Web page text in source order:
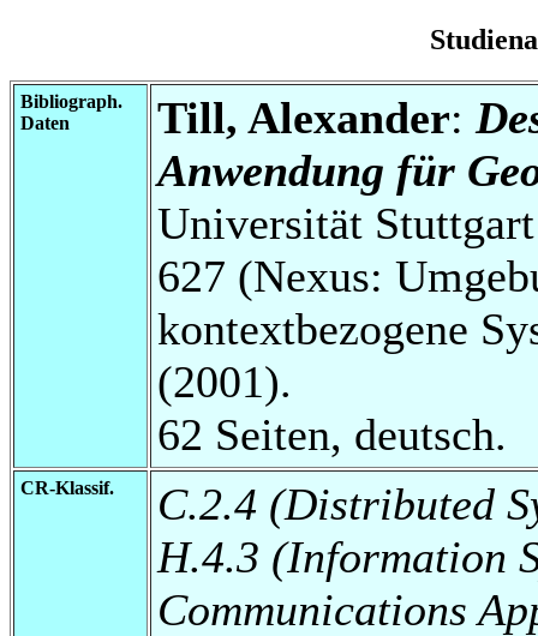
Bibliograph.
Daten
Till, Alexander:
Anwendung für
Universität
627 (Nexus:
kontextbezogene
(2001).
62 Seiten, deutsch.
CR-Klassif.
C.2.4 (Distributed
H.4.3 (Information
Communications